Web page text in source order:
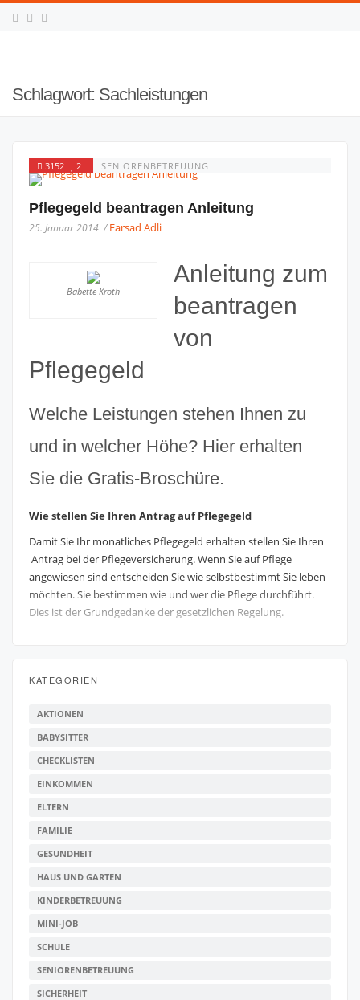
Schlagwort: Sachleistungen
3152 2 SENIORENBETREUUNG
Pflegegeld beantragen Anleitung
25. Januar 2014 /Farsad Adli
Babette Kroth
Anleitung zum
beantragen
von
Pflegegeld
Welche Leistungen stehen Ihnen zu
und in welcher Höhe? Hier erhalten
Sie die Gratis-Broschüre.
Wie stellen Sie Ihren Antrag auf Pflegegeld
Damit Sie Ihr monatliches Pflegegeld erhalten stellen Sie Ihren
Antrag bei der Pflegeversicherung. Wenn Sie auf Pflege
angewiesen sind entscheiden Sie wie selbstbestimmt Sie leben
möchten. Sie bestimmen wie und wer die Pflege durchführt.
Dies ist der Grundgedanke der gesetzlichen Regelung.
KATEGORIEN
AKTIONEN
BABYSITTER
CHECKLISTEN
EINKOMMEN
ELTERN
FAMILIE
GESUNDHEIT
HAUS UND GARTEN
KINDERBETREUUNG
MINI-JOB
SCHULE
SENIORENBETREUUNG
SICHERHEIT